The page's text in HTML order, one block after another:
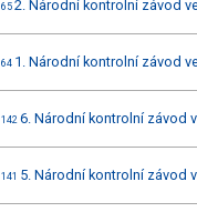
65 2. Národní kontrolní závod
64 1. Národní kontrolní závod
142 6. Národní kontrolní závod
141 5. Národní kontrolní závod